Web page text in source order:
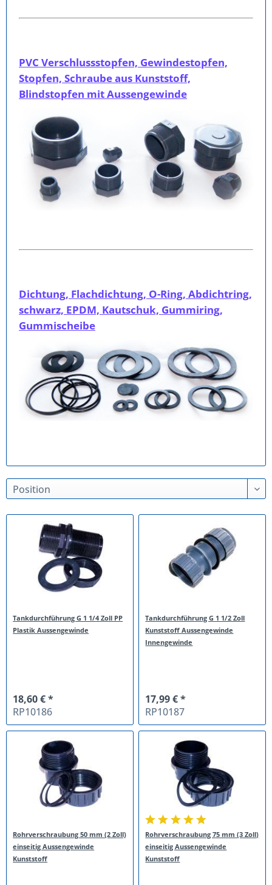
PVC Verschlussstopfen, Gewindestopfen,
Stopfen, Schraube aus Kunststoff,
Blindstopfen mit Aussengewinde
Dichtung, Flachdichtung, O-Ring, Abdichtring,
schwarz, EPDM, Kautschuk, Gummiring,
Gummischeibe
Tankdurchführung G 1 1/4 Zoll PP
Plastik Aussengewinde
18,60 € *
RP10186
Tankdurchführung G 1 1/2 Zoll
Kunststoff Aussengewinde
Innengewinde
17,99 € *
RP10187
Rohrverschraubung 50 mm (2 Zoll)
einseitig Aussengewinde
Kunststoff
Rohrverschraubung 75 mm (3 Zoll)
einseitig Aussengewinde
Kunststoff